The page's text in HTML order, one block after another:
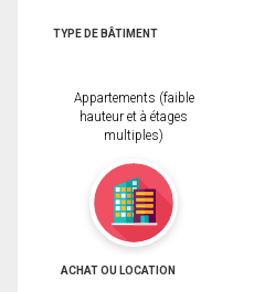
TYPE DE BÂTIMENT
Appartements (faible
hauteur et à étages
multiples)
ACHAT OU LOCATION